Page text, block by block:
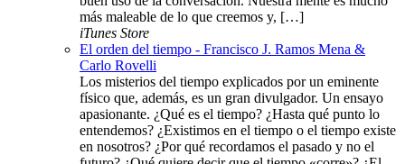
más maleable de lo que creemos y, […]
iTunes Store
El orden del tiempo - Francisco J. Ramos Mena &
Carlo Rovelli
Los misterios del tiempo explicados por un eminente
físico que, además, es un gran divulgador. Un ensayo
apasionante. ¿Qué es el tiempo? ¿Hasta qué punto lo
entendemos? ¿Existimos en el tiempo o el tiempo existe
en nosotros? ¿Por qué recordamos el pasado y no el